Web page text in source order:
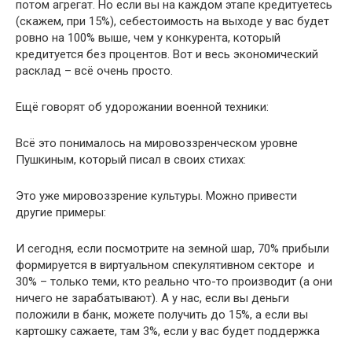
потом агрегат. Но если вы на каждом этапе кредитуетесь
(скажем, при 15%), себестоимость на выходе у вас будет
ровно на 100% выше, чем у конкурента, который
кредитуется без процентов. Вот и весь экономический
расклад – всё очень просто.
Ещё говорят об удорожании военной техники:
Всё это понималось на мировоззренческом уровне
Пушкиным, который писал в своих стихах:
Это уже мировоззрение культуры. Можно привести
другие примеры:
И сегодня, если посмотрите на земной шар, 70% прибыли
формируется в виртуальном спекулятивном секторе и
30% – только теми, кто реально что-то производит (а они
ничего не зарабатывают). А у нас, если вы деньги
положили в банк, можете получить до 15%, а если вы
картошку сажаете, там 3%, если у вас будет поддержка